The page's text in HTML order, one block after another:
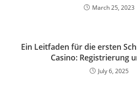
March 25, 2023
Ein Leitfaden für die ersten
Casino: Registrierung
July 6, 2025